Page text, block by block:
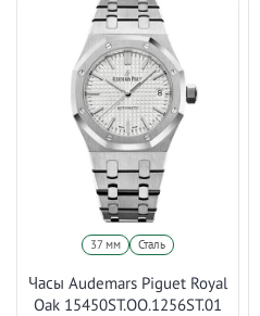
37 мм Сталь
Часы Audemars Piguet Royal
Oak 15450ST.OO.1256ST.01